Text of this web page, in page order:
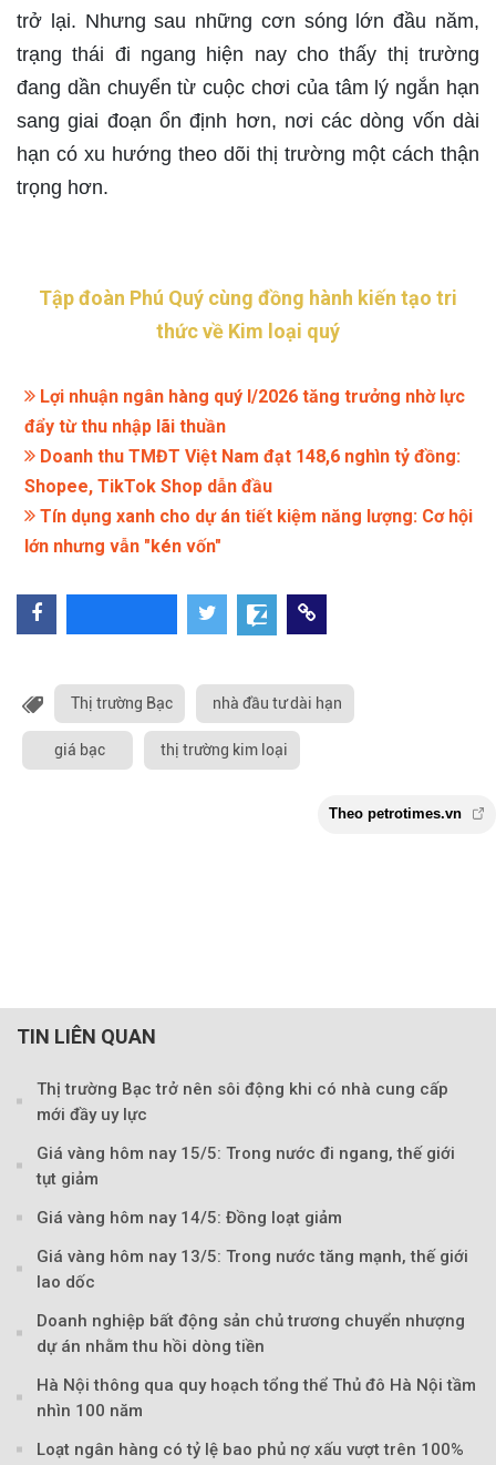
trở lại. Nhưng sau những cơn sóng lớn đầu năm,
trạng thái đi ngang hiện nay cho thấy thị trường
đang dần chuyển từ cuộc chơi của tâm lý ngắn hạn
sang giai đoạn ổn định hơn, nơi các dòng vốn dài
hạn có xu hướng theo dõi thị trường một cách thận
trọng hơn.
Tập đoàn Phú Quý cùng đồng hành kiến tạo tri
thức về Kim loại quý
Lợi nhuận ngân hàng quý I/2026 tăng trưởng nhờ lực
đẩy từ thu nhập lãi thuần
Doanh thu TMĐT Việt Nam đạt 148,6 nghìn tỷ đồng:
Shopee, TikTok Shop dẫn đầu
Tín dụng xanh cho dự án tiết kiệm năng lượng: Cơ hội
lớn nhưng vẫn "kén vốn"
Thị trường Bạc nhà đầu tư dài hạn
giá bạc thị trường kim loại
TIN LIÊN QUAN
Thị trường Bạc trở nên sôi động khi có nhà cung cấp
mới đầy uy lực
Giá vàng hôm nay 15/5: Trong nước đi ngang, thế giới
tụt giảm
Giá vàng hôm nay 14/5: Đồng loạt giảm
Giá vàng hôm nay 13/5: Trong nước tăng mạnh, thế giới
lao dốc
Doanh nghiệp bất động sản chủ trương chuyển nhượng
dự án nhằm thu hồi dòng tiền
Hà Nội thông qua quy hoạch tổng thể Thủ đô Hà Nội tầm
nhìn 100 năm
Loạt ngân hàng có tỷ lệ bao phủ nợ xấu vượt trên 100%